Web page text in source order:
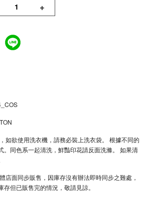
+
如欲使用洗衣機，請務必裝上洗衣袋。 根據不同的
。同色系一起清洗，鮮豔印花請反面洗滌。 如果清
店面同步販售，因庫存沒有辦法即時同步之難處，
但已販售完的情況，敬請見諒。